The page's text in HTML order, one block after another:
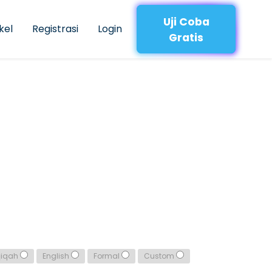
Registrasi Login
Uji Coba
Gratis
English Formal Custom